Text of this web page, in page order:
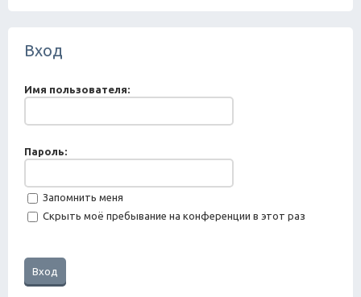
Вход
Имя пользователя:
Пароль:
Запомнить меня
Скрыть моё пребывание на конференции в этот раз